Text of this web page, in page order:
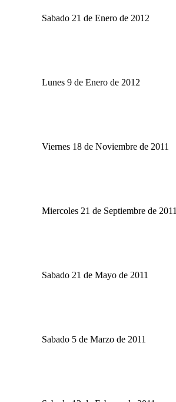
Sabado 21 de Enero de 2012
Lunes 9 de Enero de 2012
Viernes 18 de Noviembre de 2011
Miercoles 21 de Septiembre de 2011
Sabado 21 de Mayo de 2011
Sabado 5 de Marzo de 2011